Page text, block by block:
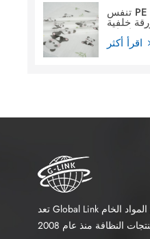
تنفس PE المطبوعة فيلم
خلفية
لحفاضات
الأطفال
تعد Global Link إحدى الشركات الرائدة في تصنيع المواد الخام